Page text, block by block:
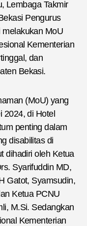
Lembaga Takmir
Pengurus
MoU
Kementerian
dan
Bekasi.
(MoU) yang
2024, di Hotel
penting dalam
disabilitas di
dihadiri oleh Ketua
Syarifuddin MD,
Gatot, Syamsudin,
Ketua PCNU
M.Si. Sedangkan
Kementerian